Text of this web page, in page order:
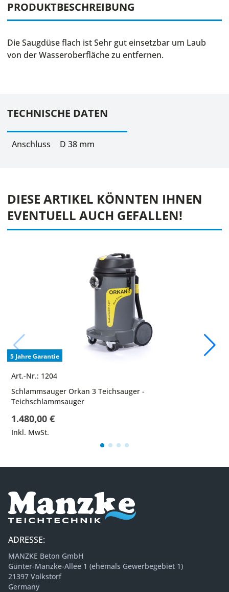
PRODUKTBESCHREIBUNG
Die Saugdüse flach ist Sehr gut einsetzbar um Laub
von der Wasseroberfläche zu entfernen.
TECHNISCHE DATEN
Anschluss D 38 mm
DIESE ARTIKEL KÖNNTEN IHNEN
EVENTUELL AUCH GEFALLEN!
5 Jahre Garantie
Art.-Nr.: 1204
Schlammsauger Orkan 3 Teichsauger -
Teichschlammsauger
1.480,00 €
Inkl. MwSt.
ADRESSE:
MANZKE Beton GmbH
Günter-Manzke-Allee 1 (ehemals Gewerbegebiet 1)
21397 Volkstorf
Germany